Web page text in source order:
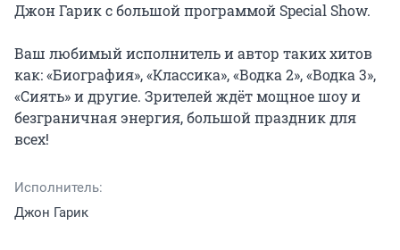
Джон Гарик с большой программой Special Show.
Ваш любимый исполнитель и автор таких хитов
как: «Биография», «Классика», «Водка 2», «Водка 3»,
«Сиять» и другие. Зрителей ждёт мощное шоу и
безграничная энергия, большой праздник для
всех!
Исполнитель:
Джон Гарик